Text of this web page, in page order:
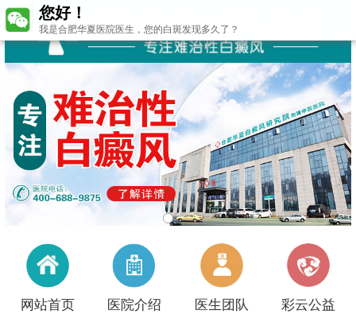
网站首页 医院介绍 医生团队 彩云公益
您好！
我是合肥华夏医院医生，您的白斑发现多久了？